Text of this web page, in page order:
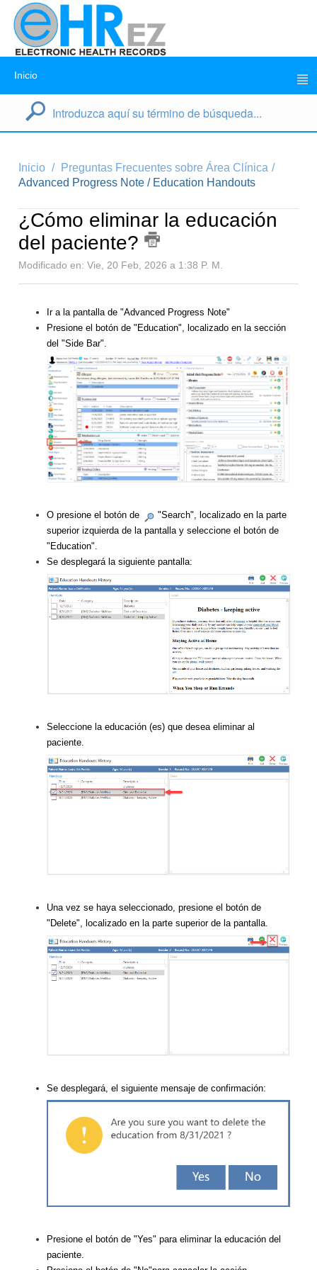
Inicio
Inicio
Preguntas Frecuentes sobre Área Clínica
Advanced Progress Note / Education Handouts
¿Cómo eliminar la educación
del paciente?
Modificado en: Vie, 20 Feb, 2026 a 1:38 P. M.
Ir a la pantalla de "Advanced Progress Note"
Presione el botón de "Education", localizado en la sección
del "Side Bar".
O presione el botón de
"Search", localizado en la parte
superior izquierda de la pantalla y seleccione el botón de
"Education".
Se desplegará la siguiente pantalla:
Seleccione la educación (es) que desea eliminar al
paciente.
Una vez se haya seleccionado, presione el botón de
"Delete", localizado en la parte superior de la pantalla.
Se desplegará, el siguiente mensaje de confirmación:
Presione el botón de "Yes" para eliminar la educación del
paciente.